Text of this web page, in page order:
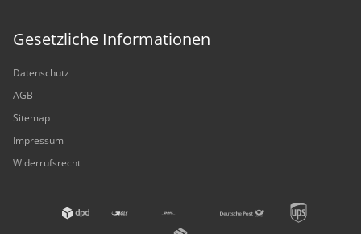
Gesetzliche Informationen
Datenschutz
AGB
Sitemap
Impressum
Widerrufsrecht